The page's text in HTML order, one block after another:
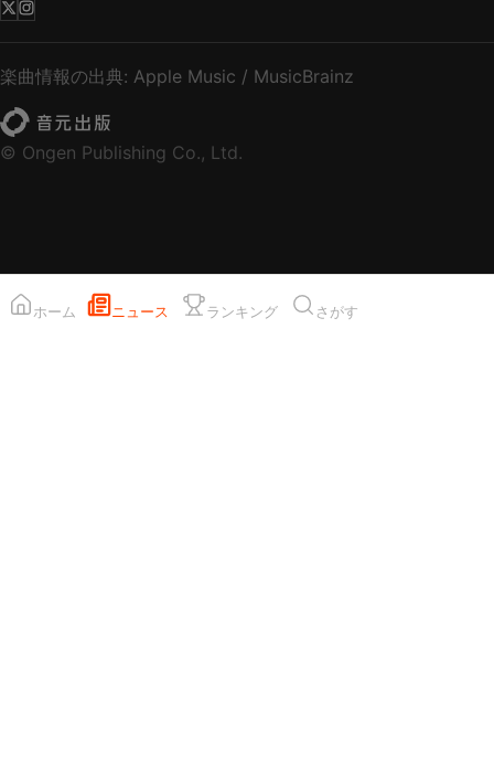
楽曲情報の出典: Apple Music / MusicBrainz
© Ongen Publishing Co., Ltd.
ホーム ニュース ランキング さがす